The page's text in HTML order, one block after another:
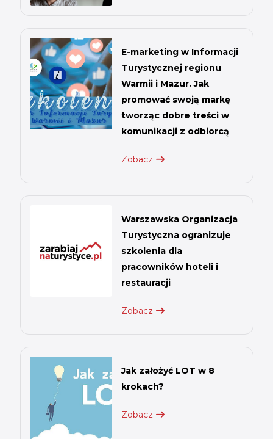
E-marketing w Informacji
Turystycznej regionu
Warmii i Mazur. Jak
promować swoją markę
tworząc dobre treści w
komunikacji z odbiorcą
Zobacz
Warszawska Organizacja
Turystyczna ogranizuje
szkolenia dla
pracowników hoteli i
restauracji
Zobacz
Jak założyć LOT w 8
krokach?
Zobacz